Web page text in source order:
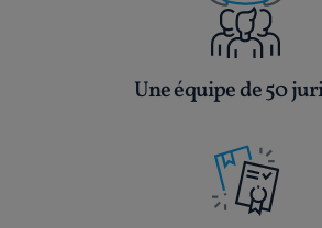
Une équipe de 50